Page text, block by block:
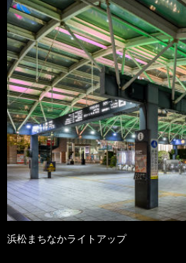
浜松まちなかライトアップ